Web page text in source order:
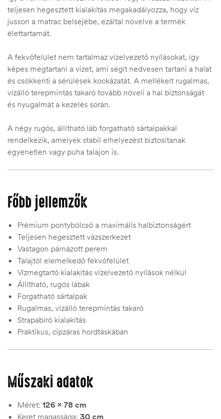
teljesen hegesztett kialakítás megakadályozza, hogy víz
jusson a matrac belsejébe, ezáltal növelve a termék
élettartamát.
A fekvőfelület nem tartalmaz vízelvezető nyílásokat, így
képes megtartani a vizet, ami segít nedvesen tartani a halat
és csökkenti a sérülések kockázatát. A mellékelt rugalmas,
vízálló terepmintás takaró tovább növeli a hal biztonságát
és nyugalmát a kezelés során.
A négy rugós, állítható láb forgatható sártalpakkal
rendelkezik, amelyek stabil elhelyezést biztosítanak
egyenetlen vagy puha talajon is.
Főbb jellemzők
Prémium pontybölcső a maximális halbiztonságért
Teljesen hegesztett vázszerkezet
Vastagon párnázott perem
Talajtól elemelkedő fekvőfelület
Vízmegtartó kialakítás vízelvezető nyílások nélkül
Állítható, rugós lábak
Forgatható sártalpak
Rugalmas, vízálló terepmintás takaró
Strapabíró kialakítás
Praktikus, cipzáras hordtáskában
Műszaki adatok
Méret: 126 × 78 cm
Keret magassága: 30 cm